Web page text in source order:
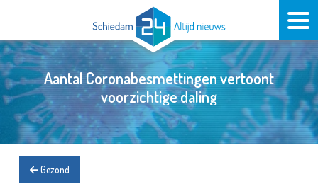
Aantal Coronabesmettingen vertoont
voorzichtige daling
Gezond